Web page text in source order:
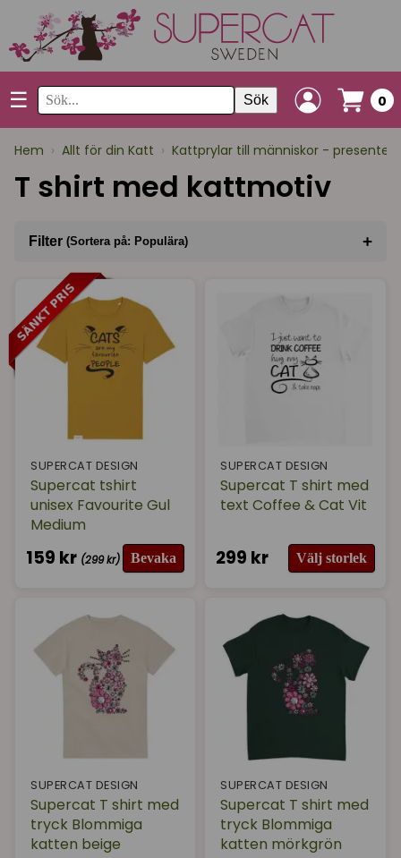
☰ Sök 0
Hem › Allt för din Katt › Kattprylar till människor - presenter
T shirt med kattmotiv
Filter (Sortera på: Populära) +
Sortera på
Varumärke
I lager
SUPERCAT DESIGN
Supercat tshirt
unisex Favourite Gul
Medium
159 kr (299 kr) Bevaka
SUPERCAT DESIGN
Supercat T shirt med
text Coffee & Cat Vit
299 kr Välj storlek
SUPERCAT DESIGN
Supercat T shirt med
tryck Blommiga
katten beige
SUPERCAT DESIGN
Supercat T shirt med
tryck Blommiga
katten mörkgrön